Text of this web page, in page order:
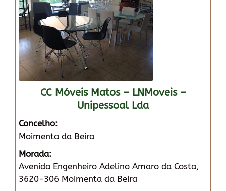
CC Móveis Matos – LNMoveis –
Unipessoal Lda
Concelho:
Moimenta da Beira
Morada:
Avenida Engenheiro Adelino Amaro da Costa,
3620-306 Moimenta da Beira